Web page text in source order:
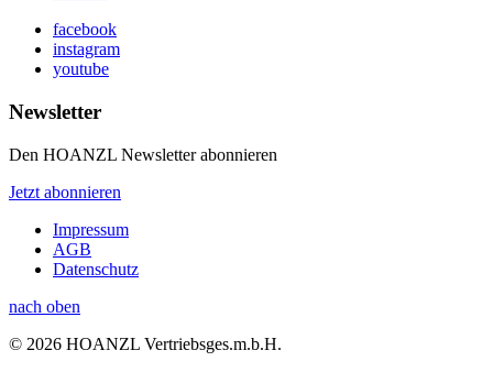
facebook
instagram
youtube
Newsletter
Den HOANZL Newsletter abonnieren
Jetzt abonnieren
Impressum
AGB
Datenschutz
nach oben
© 2026 HOANZL Vertriebsges.m.b.H.